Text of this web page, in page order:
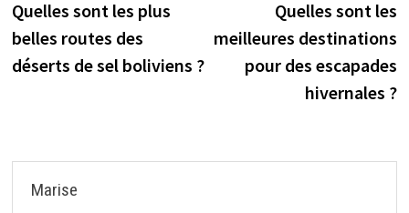
de
l’article
Quelles sont les plus
belles routes des
déserts de sel boliviens ?
Quelles sont les
meilleures destinations
pour des escapades
hivernales ?
Marise